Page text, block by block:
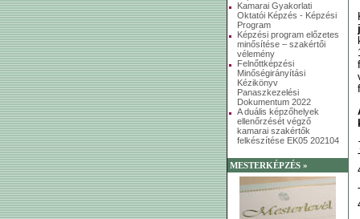
Kamarai Gyakorlati
Oktatói Képzés - Képzési
Program
Képzési program előzetes
minősítése – szakértői
vélemény
Felnőttképzési
Minőségirányítási
Kézikönyv
Panaszkezelési
Dokumentum 2022
A duális képzőhelyek
ellenőrzését végző
kamarai szakértők
felkészítése EK05 202104
MESTERKÉPZÉS »